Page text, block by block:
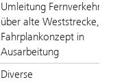
Umleitung Fernverkehr
über alte Weststrecke,
Fahrplankonzept in
Ausarbeitung
Diverse